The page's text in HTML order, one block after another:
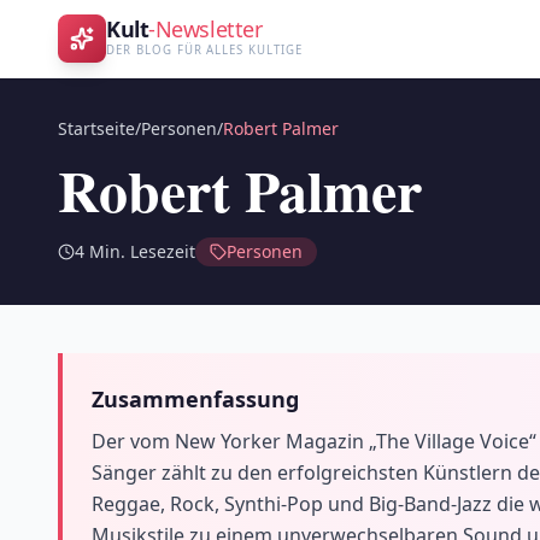
Kult-Newsletter
DER BLOG FÜR ALLES KULTIGE
Startseite/Personen/Robert Palmer
Robert Palmer
4 Min. Lesezeit Personen
Zusammenfassung
Der vom New Yorker Magazin „The Village
Sänger zählt zu den erfolgreichsten Künstlern
Reggae, Rock, Synthi-Pop und Big-Band-Jazz